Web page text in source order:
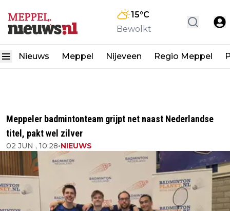
15°C
Bewolkt
Nieuws Meppel Nijeveen Regio Meppel
Meppeler badmintonteam grijpt net naast Nederlandse
titel, pakt wel zilver
02 JUN , 10:28•NIEUWS